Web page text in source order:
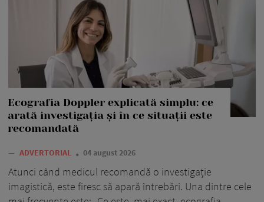
Ecografia Doppler explicată simplu: ce
arată investigația și în ce situații este
recomandată
— ADVERTORIAL 04 august 2026
Atunci când medicul recomandă o investigație
imagistică, este firesc să apară întrebări. Una dintre cele